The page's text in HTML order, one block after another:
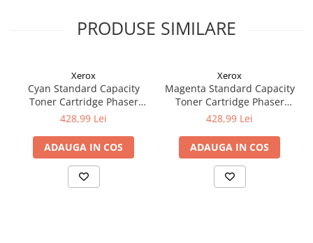
PRODUSE SIMILARE
Xerox
Cyan Standard Capacity
Toner Cartridge Phaser
6510/WorkCentre 6515
428,99 Lei
ADAUGA IN COS
Xerox
Magenta Standard Capacity
Toner Cartridge Phaser
6510/WorkCentre 6515
428,99 Lei
ADAUGA IN COS